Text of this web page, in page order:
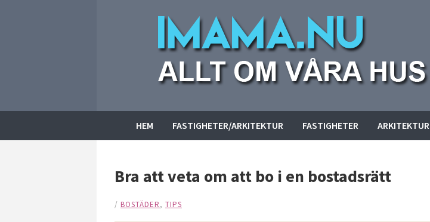
HEM FASTIGHETER/ARKITEKTUR FASTIGHETER ARKITEKTUR
Bra att veta om att bo i en bostadsrätt
/ BOSTÄDER, TIPS